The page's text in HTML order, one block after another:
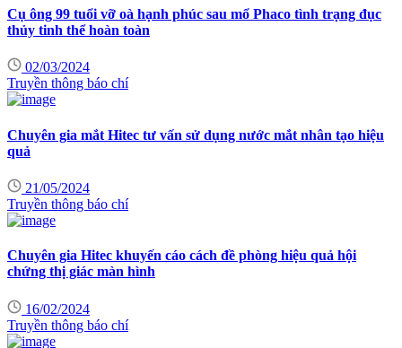
Cụ ông 99 tuổi vỡ oà hạnh phúc sau mổ Phaco tình trạng đục
thủy tinh thể hoàn toàn
02/03/2024
Truyền thông báo chí
Chuyên gia mắt Hitec tư vấn sử dụng nước mắt nhân tạo hiệu
quả
21/05/2024
Truyền thông báo chí
Chuyên gia Hitec khuyến cáo cách đề phòng hiệu quả hội
chứng thị giác màn hình
16/02/2024
Truyền thông báo chí